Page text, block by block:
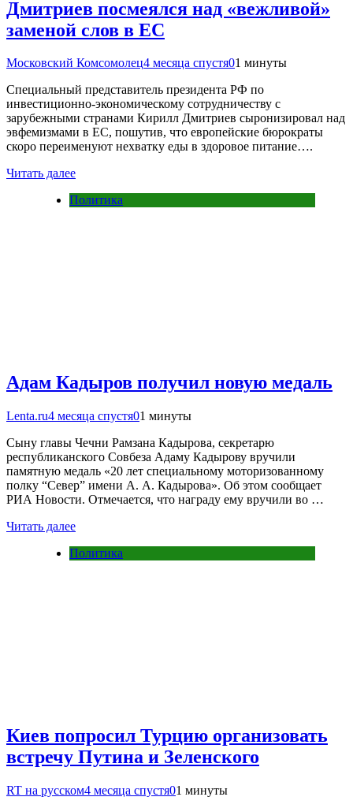
Дмитриев посмеялся над «вежливой»
заменой слов в ЕС
Московский Комсомолец4 месяца спустя01 минуты
Специальный представитель президента РФ по
инвестиционно-экономическому сотрудничеству с
зарубежными странами Кирилл Дмитриев сыронизировал над
эвфемизмами в ЕС, пошутив, что европейские бюрократы
скоро переименуют нехватку еды в здоровое питание….
Читать далее
Политика
Адам Кадыров получил новую медаль
Lenta.ru4 месяца спустя01 минуты
Сыну главы Чечни Рамзана Кадырова, секретарю
республиканского Совбеза Адаму Кадырову вручили
памятную медаль «20 лет специальному моторизованному
полку “Север” имени А. А. Кадырова». Об этом сообщает
РИА Новости. Отмечается, что награду ему вручили во …
Читать далее
Политика
Киев попросил Турцию организовать
встречу Путина и Зеленского
RT на русском4 месяца спустя01 минуты